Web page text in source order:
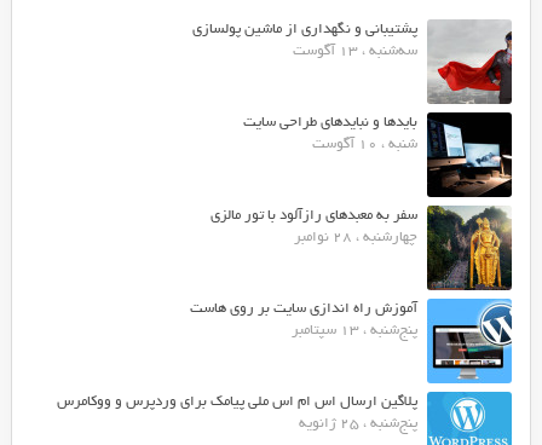
پشتیبانی و نگهداری از ماشین پولسازی
سه‌شنبه ، 13 آگوست
بایدها و نبایدهای طراحی سایت
شنبه ، 10 آگوست
سفر به معبدهای رازآلود با تور مالزی
چهارشنبه ، 28 نوامبر
آموزش راه اندازی سایت بر روی هاست
پنج‌شنبه ، 13 سپتامبر
پلاگین ارسال اس ام اس ملی پیامک برای وردپرس و ووکامرس
پنج‌شنبه ، 25 ژانویه